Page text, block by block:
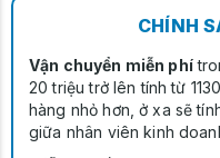
CHÍNH
Vận chuyển miễn phí
20 triệu trở lên tính từ
hàng nhỏ hơn, ở xa sẽ
giữa nhân viên kinh